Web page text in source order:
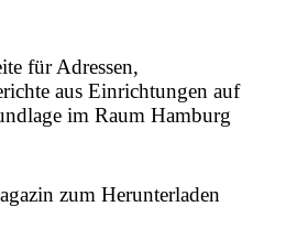
für Adressen,
aus Einrichtungen auf
im Raum Hamburg
zum Herunterladen